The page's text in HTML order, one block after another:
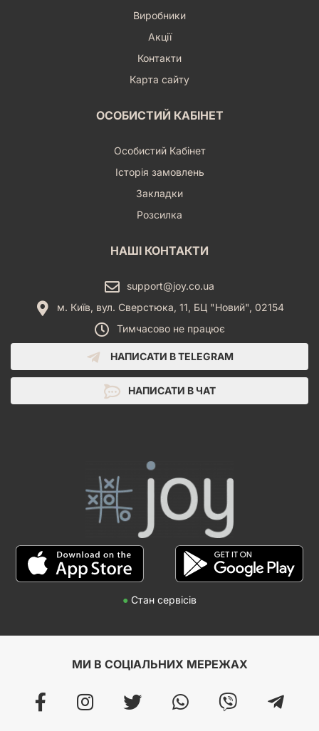
Виробники
Акції
Контакти
Карта сайту
ОСОБИСТИЙ КАБІНЕТ
Особистий Кабінет
Історія замовлень
Закладки
Розсилка
НАШІ КОНТАКТИ
support@joy.co.ua
м. Київ, вул. Сверстюка, 11, БЦ "Новий", 02154
Тимчасово не працює
НАПИСАТИ В TELEGRAM
НАПИСАТИ В ЧАТ
● Стан сервісів
МИ В СОЦІАЛЬНИХ МЕРЕЖАХ